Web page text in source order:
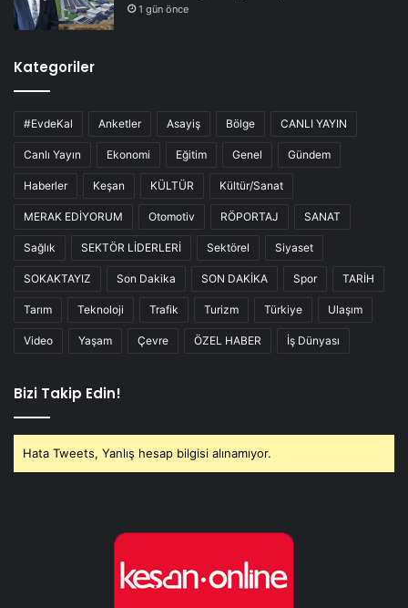
1 gün önce
Kategoriler
#EvdeKal Anketler Asayiş Bölge CANLI YAYIN
Canlı Yayın Ekonomi Eğitim Genel Gündem
Haberler Keşan KÜLTÜR Kültür/Sanat
MERAK EDİYORUM Otomotiv RÖPORTAJ SANAT
Sağlık SEKTÖR LİDERLERİ Sektörel Siyaset
SOKAKTAYIZ Son Dakika SON DAKİKA Spor TARİH
Tarım Teknoloji Trafik Turizm Türkiye Ulaşım
Video Yaşam Çevre ÖZEL HABER İş Dünyası
Bizi Takip Edin!
Hata Tweets, Yanlış hesap bilgisi alınamıyor.